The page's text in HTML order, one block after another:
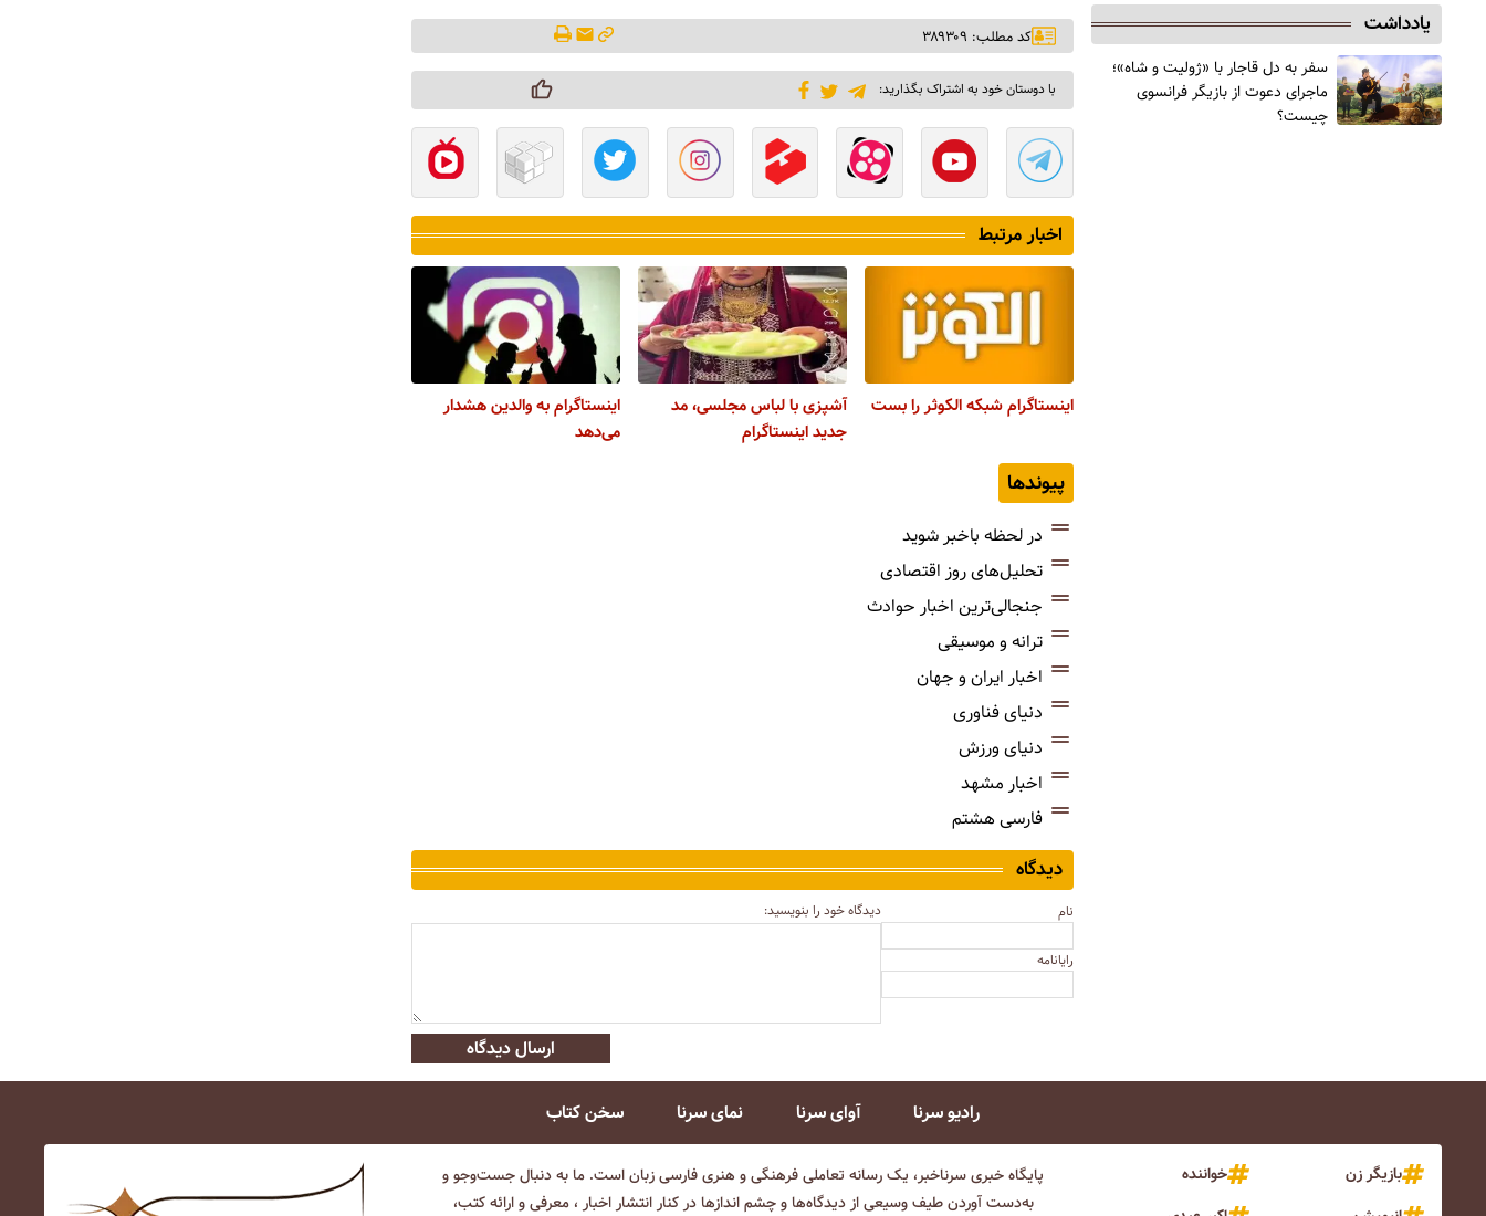
کد مطلب: ۳۸۹۳۰۹
با دوستان خود به اشتراک بگذارید:
اخبار مرتبط
اینستاگرام شبکه الکوثر را بست
آشپزی با لباس مجلسی، مد
جدید اینستاگرام
اینستاگرام به والدین هشدار
می‌دهد
پیوندها
در لحظه باخبر شوید
تحلیل‌های روز اقتصادی
جنجالی‌ترین اخبار حوادث
ترانه و موسیقی
اخبار ایران و جهان
دنیای فناوری
دنیای ورزش
اخبار مشهد
فارسی هشتم
دیدگاه
نام
رایانامه
دیدگاه خود را بنویسید:
ارسال دیدگاه
یادداشت
سفر به دل قاجار با «ژولیت و شاه»؛
ماجرای دعوت از ‌بازیگر فرانسوی
چیست؟
رادیو سرنا آوای سرنا نمای سرنا سخن کتاب
بازیگر زن
خواننده
پایگاه خبری سرناخبر، یک رسانه تعاملی فرهنگی و هنری فارسی زبان است. ما به دنبال جست‌و‌جو و
به‌دست آوردن طیف وسیعی از دیدگاه‌ها و چشم انداز‌ها در کنار انتشار اخبار ، معرفی و ارائه کتب،